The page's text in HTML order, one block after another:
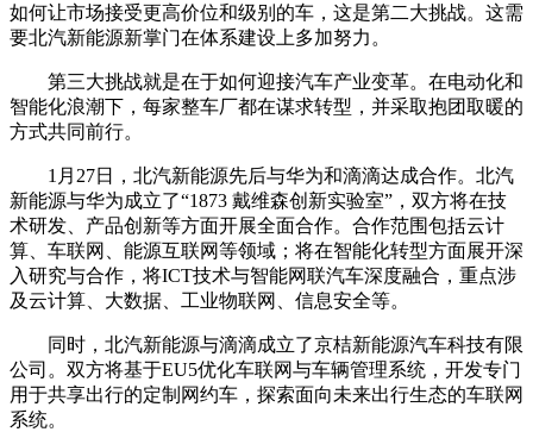
如何让市场接受更高价位和级别的车，这是第二大挑战。这需
要北汽新能源新掌门在体系建设上多加努力。
第三大挑战就是在于如何迎接汽车产业变革。在电动化和
智能化浪潮下，每家整车厂都在谋求转型，并采取抱团取暖的
方式共同前行。
1月27日，北汽新能源先后与华为和滴滴达成合作。北汽
新能源与华为成立了“1873 戴维森创新实验室”，双方将在技
术研发、产品创新等方面开展全面合作。合作范围包括云计
算、车联网、能源互联网等领域；将在智能化转型方面展开深
入研究与合作，将ICT技术与智能网联汽车深度融合，重点涉
及云计算、大数据、工业物联网、信息安全等。
同时，北汽新能源与滴滴成立了京桔新能源汽车科技有限
公司。双方将基于EU5优化车联网与车辆管理系统，开发专门
用于共享出行的定制网约车，探索面向未来出行生态的车联网
系统。